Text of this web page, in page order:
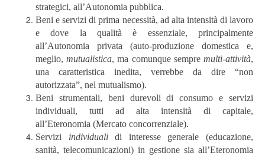
strategici, all’Autonomia pubblica.
Beni e servizi di prima necessità, ad alta intensità di lavoro
e dove la qualità è essenziale, principalmente
all’Autonomia privata (auto-produzione domestica e,
meglio,mutualistica, ma comunque sempremulti-attività,
una caratteristica inedita, verrebbe da dire “non
autorizzata”, nel mutualismo).
Beni strumentali, beni durevoli di consumo e servizi
individuali, tutti ad alta intensità di capitale,
all’Eteronomia (Mercato concorrenziale).
Servizi individualidi interesse generale (educazione,
sanità, telecomunicazioni) in gestione sia all’Eteronomia